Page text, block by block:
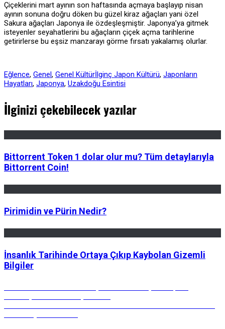
Çiçeklerini mart ayının son haftasında açmaya başlayıp nisan
ayının sonuna doğru döken bu güzel kiraz ağaçları yani özel
Sakura ağaçları Japonya ile özdeşleşmiştir. Japonya’ya gitmek
isteyenler seyahatlerini bu ağaçların çiçek açma tarihlerine
getirirlerse bu eşsiz manzarayı görme fırsatı yakalamış olurlar.
Eğlence, Genel , Genel Kültürİlginç Japon Kültürü, Japonların
Hayatları, Japonya, Uzakdoğu Esintisi
İlginizi çekebilecek yazılar
Bittorrent Token 1 dolar olur mu? Tüm detaylarıyla
Bittorrent Coin!
Pirimidin ve Pürin Nedir?
İnsanlık Tarihinde Ortaya Çıkıp Kaybolan Gizemli
Bilgiler
Yazı
gezinmesi